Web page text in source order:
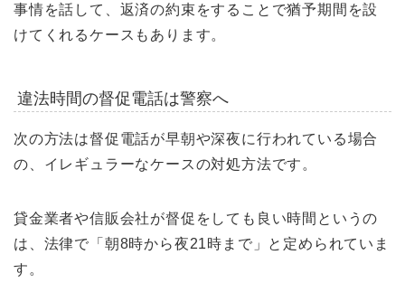
事情を話して、返済の約束をすることで猶予期間を設
けてくれるケースもあります。
違法時間の督促電話は警察へ
次の方法は督促電話が早朝や深夜に行われている場合
の、イレギュラーなケースの対処方法です。
貸金業者や信販会社が督促をしても良い時間というの
は、法律で「朝8時から夜21時まで」と定められていま
す。